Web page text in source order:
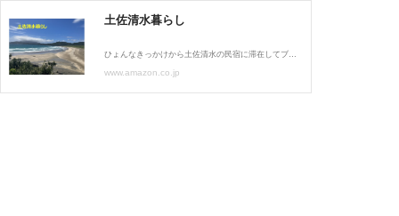
土佐清水暮らし
ひょんなきっかけから土佐清水の民宿に滞在してブログを書くことになった。 ブログ本編より人気の？記事を書籍化しました。 レアな著者顔出しも笑 By chance, I ended up staying at a guesthouse in Tosashimizu and writing a blog. The articles, which were more popular than the blog itself, have been made into a book.
www.amazon.co.jp